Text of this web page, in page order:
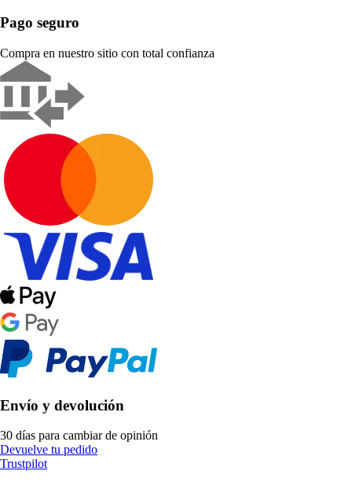
Pago seguro
Compra en nuestro sitio con total confianza
Envío y devolución
30 días para cambiar de opinión
Devuelve tu pedido
Trustpilot